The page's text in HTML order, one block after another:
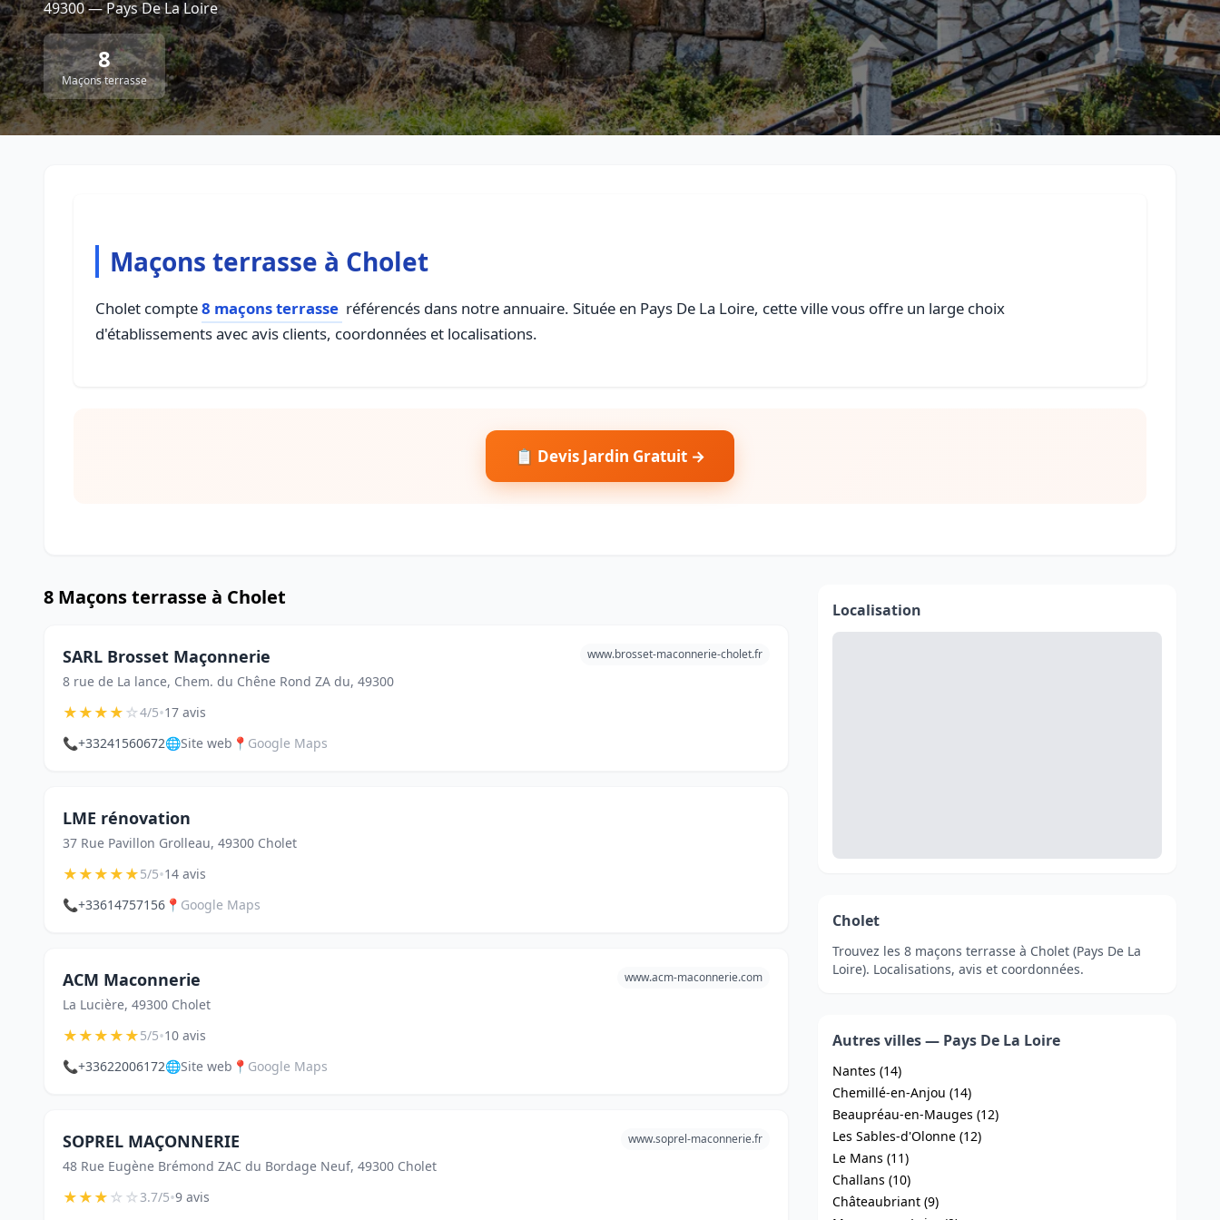
49300 — Pays De La Loire
8
Maçons terrasse
Maçons terrasse à Cholet
Cholet compte8 maçons terrasse référencés dans notre annuaire. Située en Pays De La Loire, cette ville vous offre un large choix
d'établissements avec avis clients, coordonnées et localisations.
📋 Devis Jardin Gratuit →
8 Maçons terrasse à Cholet
SARL Brosset Maçonnerie
8 rue de La lance, Chem. du Chêne Rond ZA du, 49300
www.brosset-maconnerie-cholet.fr
★★★★☆4/5•17 avis
📞+33241560672🌐Site web 📍 Google Maps
LME rénovation
37 Rue Pavillon Grolleau, 49300 Cholet
★★★★★5/5•14 avis
📞+33614757156 📍 Google Maps
ACM Maconnerie
La Lucière, 49300 Cholet
www.acm-maconnerie.com
★★★★★5/5•10 avis
📞+33622006172🌐Site web 📍 Google Maps
SOPREL MAÇONNERIE
48 Rue Eugène Brémond ZAC du Bordage Neuf, 49300 Cholet
www.soprel-maconnerie.fr
★★★☆☆3.7/5•9 avis
Localisation
Cholet
Trouvez les 8 maçons terrasse à Cholet (Pays De La
Loire). Localisations, avis et coordonnées.
Autres villes — Pays De La Loire
Nantes (14)
Chemillé-en-Anjou (14)
Beaupréau-en-Mauges (12)
Les Sables-d'Olonne (12)
Le Mans (11)
Challans (10)
Châteaubriant (9)